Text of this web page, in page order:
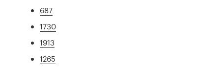
687
1730
1913
1265